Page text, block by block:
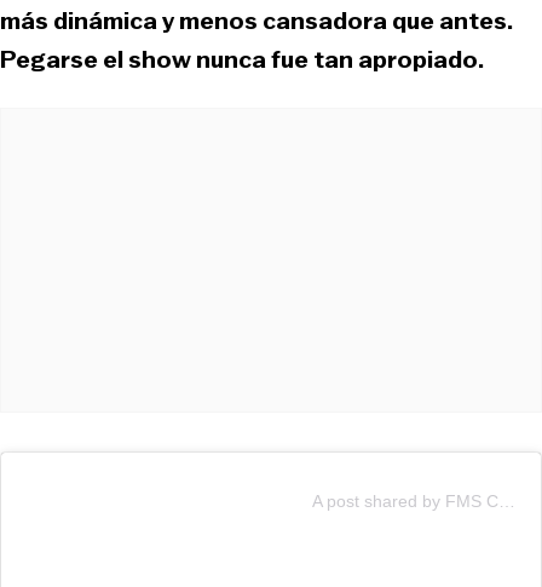
más dinámica y menos cansadora que antes.
Pegarse el show nunca fue tan apropiado.